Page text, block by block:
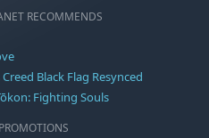
RECOMMENDS
Black Flag Resynced
Fighting Souls